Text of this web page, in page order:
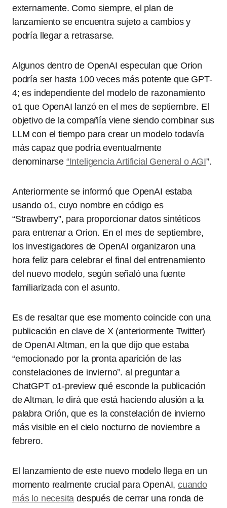
externamente. Como siempre, el plan de
lanzamiento se encuentra sujeto a cambios y
podría llegar a retrasarse.
Algunos dentro de OpenAI especulan que Orion
podría ser hasta 100 veces más potente que GPT-
4; es independiente del modelo de razonamiento
o1 que OpenAI lanzó en el mes de septiembre. El
objetivo de la compañía viene siendo combinar sus
LLM con el tiempo para crear un modelo todavía
más capaz que podría eventualmente
denominarse “Inteligencia Artificial General o AGI”.
Anteriormente se informó que OpenAI estaba
usando o1, cuyo nombre en código es
“Strawberry”, para proporcionar datos sintéticos
para entrenar a Orion. En el mes de septiembre,
los investigadores de OpenAI organizaron una
hora feliz para celebrar el final del entrenamiento
del nuevo modelo, según señaló una fuente
familiarizada con el asunto.
Es de resaltar que ese momento coincide con una
publicación en clave de X (anteriormente Twitter)
de OpenAI Altman, en la que dijo que estaba
“emocionado por la pronta aparición de las
constelaciones de invierno”. al preguntar a
ChatGPT o1-preview qué esconde la publicación
de Altman, le dirá que está haciendo alusión a la
palabra Orión, que es la constelación de invierno
más visible en el cielo nocturno de noviembre a
febrero.
El lanzamiento de este nuevo modelo llega en un
momento realmente crucial para OpenAI, cuando
más lo necesita después de cerrar una ronda de